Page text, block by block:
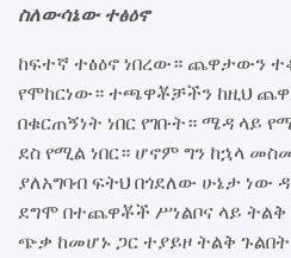
ስለውሳኔው ተፅዕኖ
ከፍተኛ ተፅዕኖ ነበረው። ጨዋታውን
የሞከርነው። ተጫዋቾቻችን ከዚህ
በቁርጠኝነት ነበር የገቡት። ሜዳ ላይ
ደስ የሚል ነበር። ሆኖም ግን ከኋላ
ያለአግባብ ፍትህ በጎደለው ሁኔታ
ደግሞ በተጨዋቾች ሥነልቦና ላይ
ጭቃ ከመሆኑ ጋር ተያይዞ ትልቅ